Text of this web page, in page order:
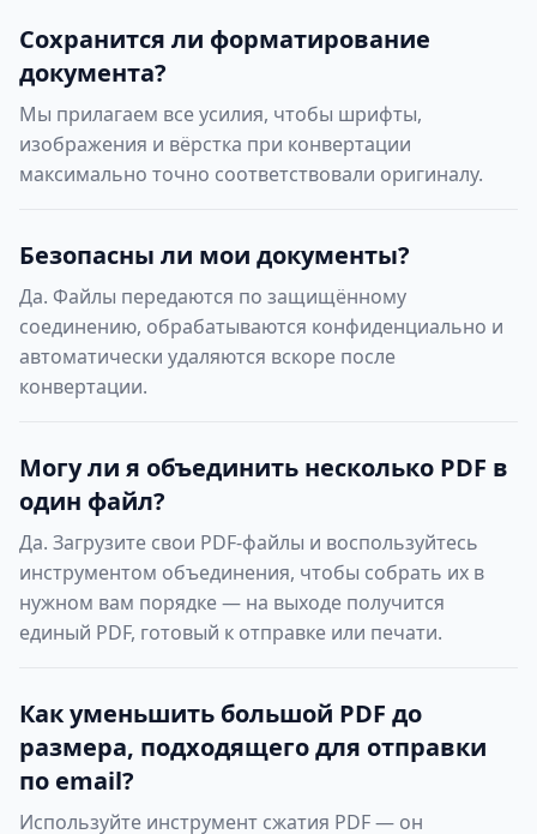
Сохранится ли форматирование
документа?
Мы прилагаем все усилия, чтобы шрифты,
изображения и вёрстка при конвертации
максимально точно соответствовали оригиналу.
Безопасны ли мои документы?
Да. Файлы передаются по защищённому
соединению, обрабатываются конфиденциально и
автоматически удаляются вскоре после
конвертации.
Могу ли я объединить несколько PDF в
один файл?
Да. Загрузите свои PDF-файлы и воспользуйтесь
инструментом объединения, чтобы собрать их в
нужном вам порядке — на выходе получится
единый PDF, готовый к отправке или печати.
Как уменьшить большой PDF до
размера, подходящего для отправки
по email?
Используйте инструмент сжатия PDF — он